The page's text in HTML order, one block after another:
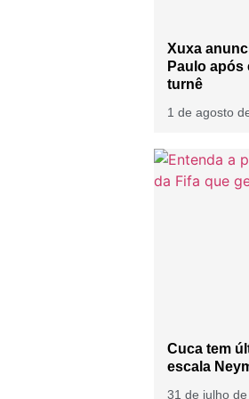
Xuxa
Paulo
turnê
1 de agosto
Cuca tem
escala
31 de julho